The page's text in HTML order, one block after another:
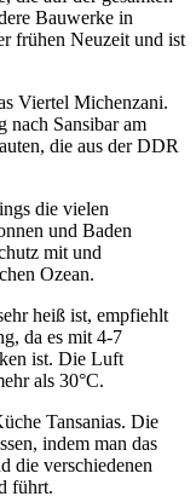
Bauwerke in
frühen Neuzeit und ist
Viertel Michenzani.
nach Sansibar am
die aus der DDR
die vielen
und Baden
mit und
Ozean.
heiß ist, empfiehlt
da es mit 4-7
ist. Die Luft
als 30°C.
Tansanias. Die
indem man das
die verschiedenen
führt.